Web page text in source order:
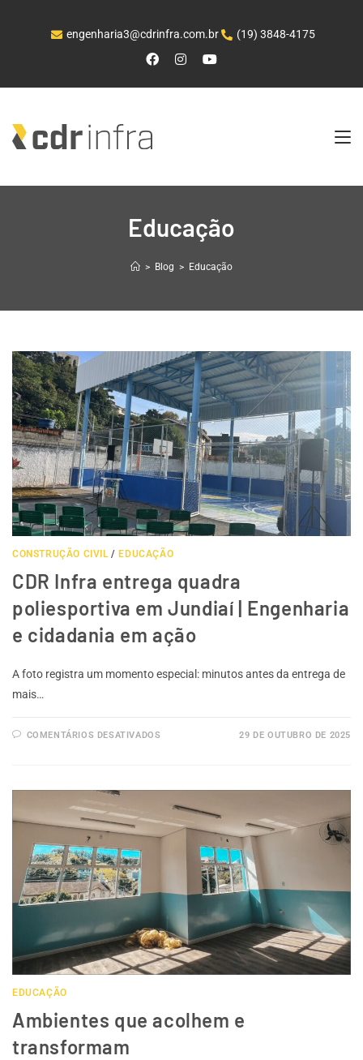
engenharia3@cdrinfra.com.br (19) 3848-4175
Educação
> Blog > Educação
CONSTRUÇÃO CIVIL/ EDUCAÇÃO
CDR Infra entrega quadra
poliesportiva em Jundiaí | Engenharia
e cidadania em ação
A foto registra um momento especial: minutos antes da entrega de
mais…
COMENTÁRIOS DESATIVADOS 29 DE OUTUBRO DE 2025
EDUCAÇÃO
Ambientes que acolhem e
transformam